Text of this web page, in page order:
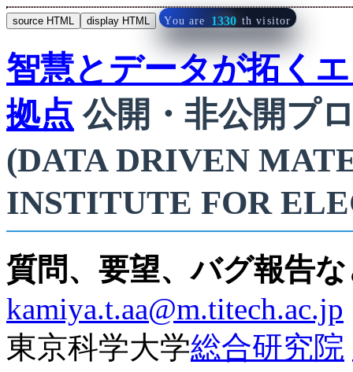
source HTML display HTML You are 1330 th visitor
智慧とデータが拓く
拠点 公開・非公開プ
(DATA DRIVEN
INSTITUTE FOR
質問、要望、バグ報告
kamiya.t.aa@m.titech.ac.jp
東京科学大学総合研究院